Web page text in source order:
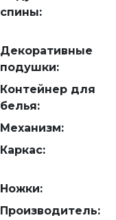
спины:
Декоративные
подушки:
Контейнер для
белья:
Механизм:
Каркас:
Ножки:
Производитель: